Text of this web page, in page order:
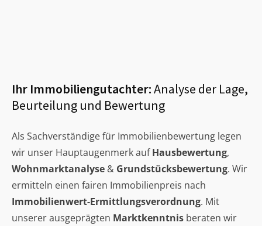
Ihr Immobiliengutachter:Analyse der Lage,
Beurteilung und Bewertung
Als Sachverständige für Immobilienbewertung legen
wir unser Hauptaugenmerk aufHausbewertung,
Wohnmarktanalyse & Grundstücksbewertung. Wir
ermitteln einen fairen Immobilienpreis nach
Immobilienwert-Ermittlungsverordnung. Mit
unserer ausgeprägten Marktkenntnis beraten wir